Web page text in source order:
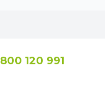
800 120 991